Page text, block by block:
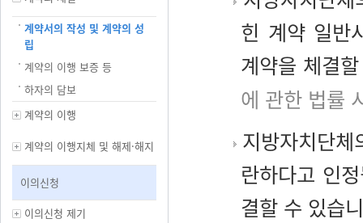
계약서의 작성 및 계약의 성
립
계약의 이행 보증 등
하자의 담보
계약의 이행
계약의 이행지체 및 해제·해지
이의신청
이의신청 제기
힌 계약 일반
계약을 체결
에 관한 법률
지방자치단
란하다고 인
결할 수 있습